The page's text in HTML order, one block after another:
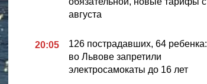
августа
20:05
126 пострадавших, 64 ребенка:
во Львове запретили
электросамокаты до 16 лет